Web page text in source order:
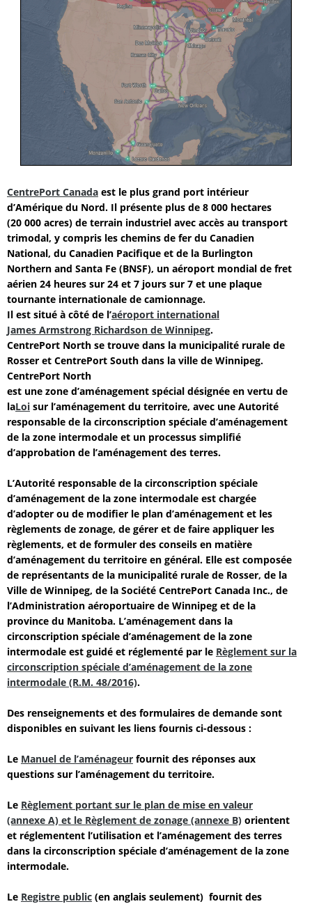
CentrePort Canada est le plus grand port intérieur
d’Amérique du Nord. Il présente plus de 8 000 hectares
(20 000 acres) de terrain industriel avec accès au transport
trimodal, y compris les chemins de fer du Canadien
National, du Canadien Pacifique et de la Burlington
Northern and Santa Fe (BNSF), un aéroport mondial de fret
aérien 24 heures sur 24 et 7 jours sur 7 et une plaque
tournante internationale de camionnage.
Il est situé à côté de l’aéroport international
James Armstrong Richardson de Winnipeg.
CentrePort North se trouve dans la municipalité rurale de
Rosser et CentrePort South dans la ville de Winnipeg.
CentrePort North
est une zone d’aménagement spécial désignée en vertu de
laLoi sur l’aménagement du territoire, avec une Autorité
responsable de la circonscription spéciale d’aménagement
de la zone intermodale et un processus simplifié
d’approbation de l’aménagement des terres.
L’Autorité responsable de la circonscription spéciale
d’aménagement de la zone intermodale est chargée
d’adopter ou de modifier le plan d’aménagement et les
règlements de zonage, de gérer et de faire appliquer les
règlements, et de formuler des conseils en matière
d’aménagement du territoire en général. Elle est composée
de représentants de la municipalité rurale de Rosser, de la
Ville de Winnipeg, de la Société CentrePort Canada Inc., de
l’Administration aéroportuaire de Winnipeg et de la
province du Manitoba. L’aménagement dans la
circonscription spéciale d’aménagement de la zone
intermodale est guidé et réglementé par le Règlement sur la
circonscription spéciale d’aménagement de la zone
intermodale (R.M. 48/2016).
Des renseignements et des formulaires de demande sont
disponibles en suivant les liens fournis ci-dessous :
Le Manuel de l’aménageur fournit des réponses aux
questions sur l’aménagement du territoire.
Le Règlement portant sur le plan de mise en valeur
(annexe A) et le Règlement de zonage (annexe B) orientent
et réglementent l’utilisation et l’aménagement des terres
dans la circonscription spéciale d’aménagement de la zone
intermodale.
Le Registre public (en anglais seulement) fournit des